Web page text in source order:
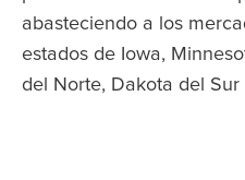
abasteciendo a los
estados de Iowa,
del Norte, Dakota del Sur